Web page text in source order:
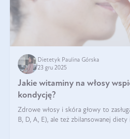
Dietetyk Paulina Górska
23 gru 2025
Jakie witaminy na włosy
kondycję?
Zdrowe włosy i skóra głowy to
B, D, A, E), ale też zbilansowanej